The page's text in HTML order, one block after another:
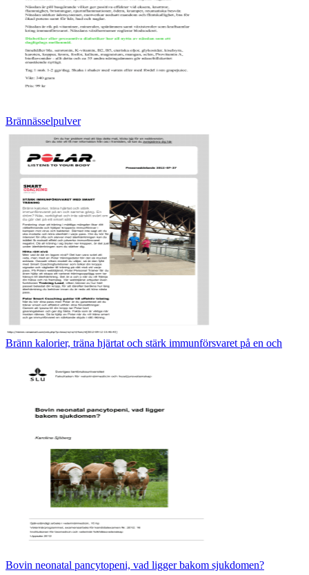
Brännässelpulver
Bränn kalorier, träna hjärtat och stärk immunförsvaret på en och
Bovin neonatal pancytopeni, vad ligger bakom sjukdomen?